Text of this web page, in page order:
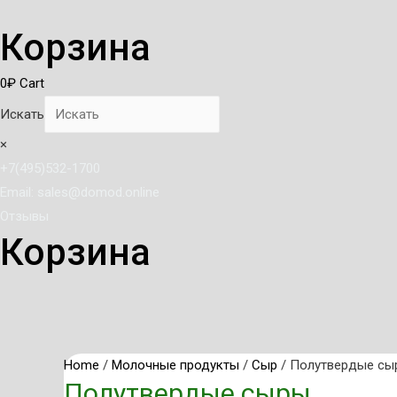
Корзина
0₽ Cart
Искать
×
Корзина
Home / Молочные продукты / Сыр / Полутвердые